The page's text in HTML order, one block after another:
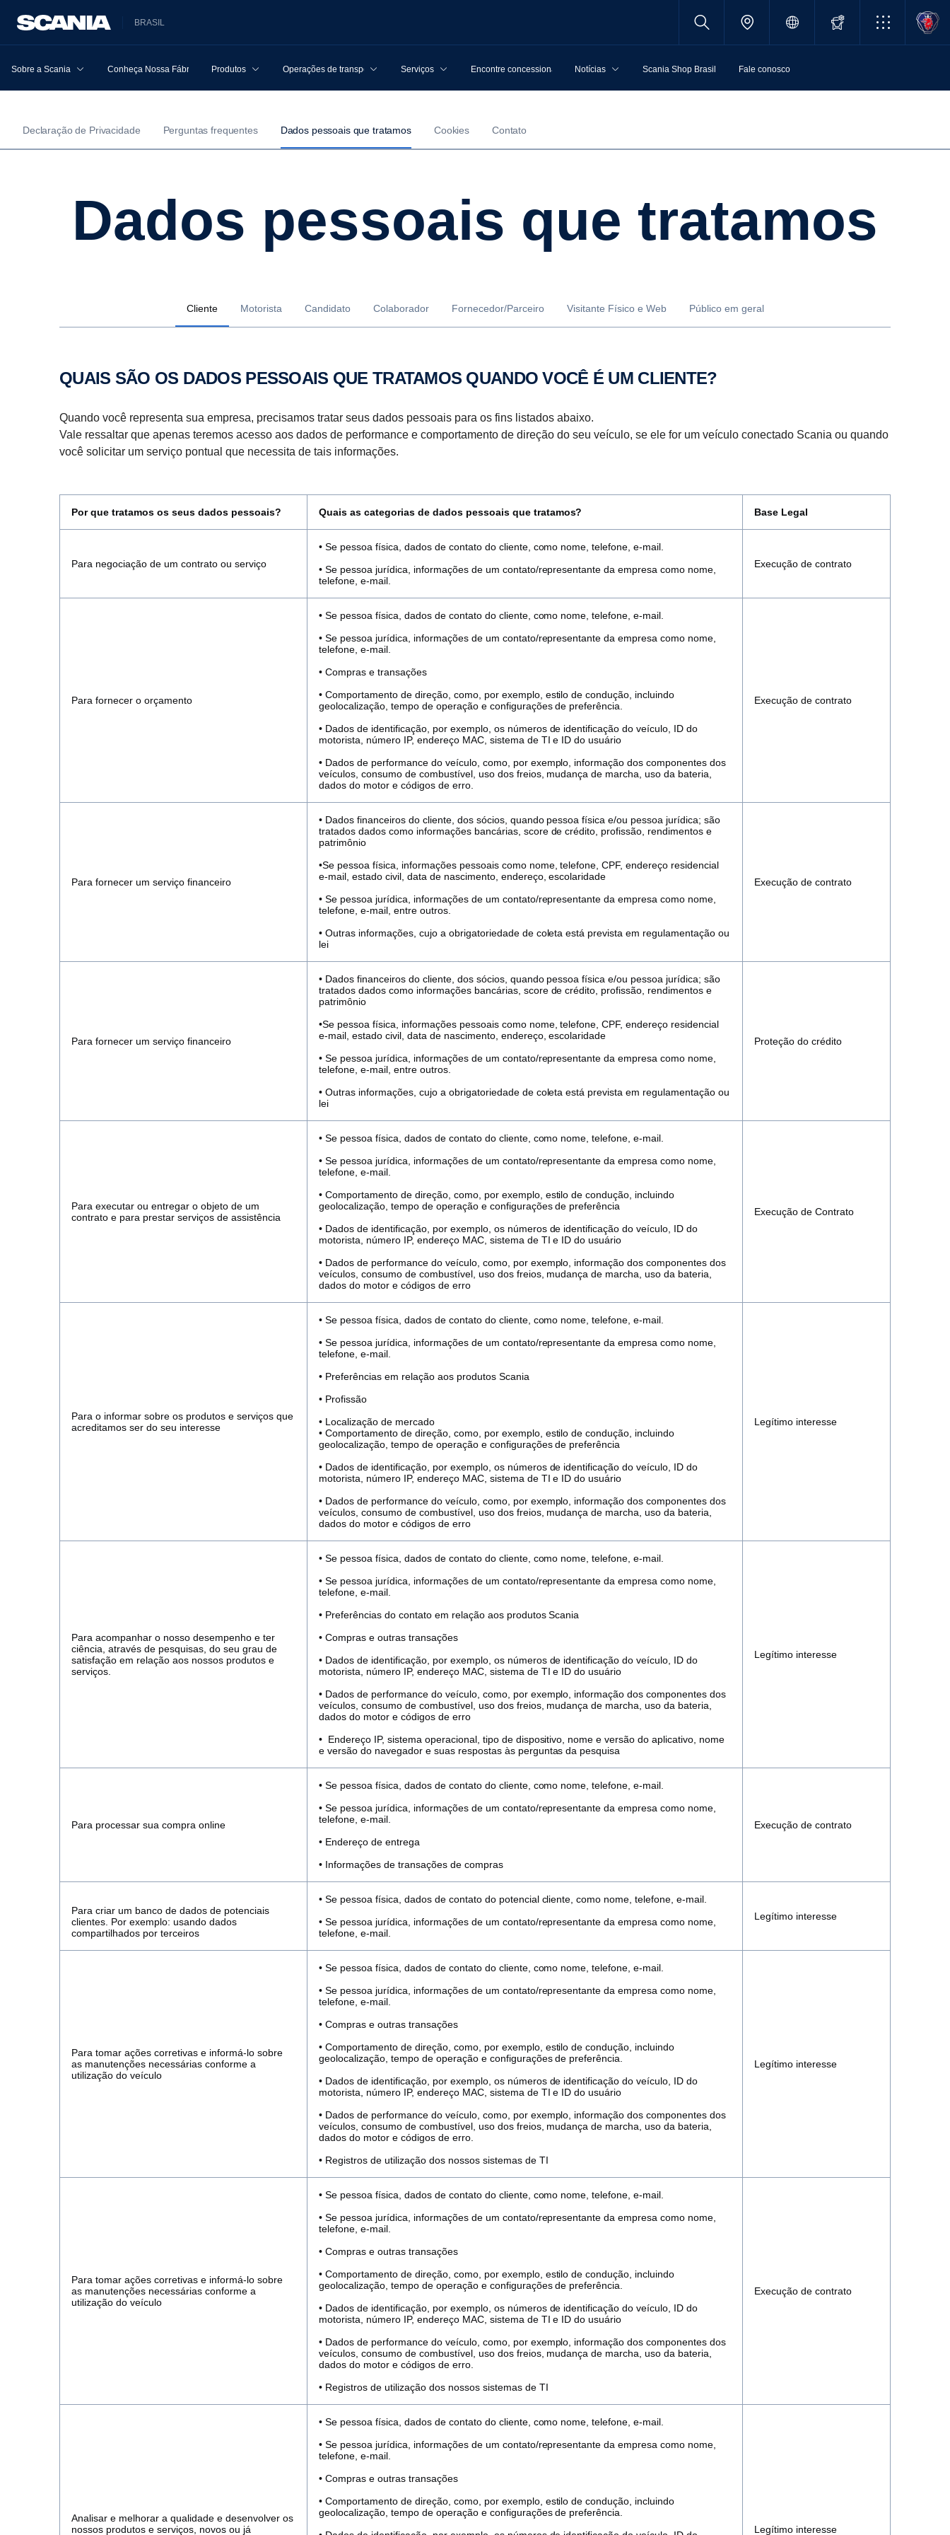
BRASIL
Sobre a Scania Conheça Nossa Fábrica Produtos Operações de transporte Serviços Encontre concessionárias Notícias Scania Shop Brasil Fale conosco
Declaração de Privacidade Perguntas frequentes Dados pessoais que tratamos Cookies Contato
Dados pessoais que tratamos
Cliente Motorista Candidato Colaborador Fornecedor/Parceiro Visitante Físico e Web Público em geral
QUAIS SÃO OS DADOS PESSOAIS QUE TRATAMOS QUANDO VOCÊ É UM CLIENTE?
Quando você representa sua empresa, precisamos tratar seus dados pessoais para os fins listados abaixo.
Vale ressaltar que apenas teremos acesso aos dados de performance e comportamento de direção do seu veículo, se ele for um veículo conectado Scania ou quando
você solicitar um serviço pontual que necessita de tais informações.
Por que tratamos os seus dados pessoais? Quais as categorias de dados pessoais que tratamos? Base Legal
Para negociação de um contrato ou serviço
• Se pessoa física, dados de contato do cliente, como nome, telefone, e-mail.
• Se pessoa jurídica, informações de um contato/representante da empresa como nome,
telefone, e-mail.
Execução de contrato
Para fornecer o orçamento
• Se pessoa física, dados de contato do cliente, como nome, telefone, e-mail.
• Se pessoa jurídica, informações de um contato/representante da empresa como nome,
telefone, e-mail.
• Compras e transações
• Comportamento de direção, como, por exemplo, estilo de condução, incluindo
geolocalização, tempo de operação e configurações de preferência.
• Dados de identificação, por exemplo, os números de identificação do veículo, ID do
motorista, número IP, endereço MAC, sistema de TI e ID do usuário
• Dados de performance do veículo, como, por exemplo, informação dos componentes dos
veículos, consumo de combustível, uso dos freios, mudança de marcha, uso da bateria,
dados do motor e códigos de erro.
Execução de contrato
Para fornecer um serviço financeiro
• Dados financeiros do cliente, dos sócios, quando pessoa física e/ou pessoa jurídica; são
tratados dados como informações bancárias, score de crédito, profissão, rendimentos e
patrimônio
•Se pessoa física, informações pessoais como nome, telefone, CPF, endereço residencial
e-mail, estado civil, data de nascimento, endereço, escolaridade
• Se pessoa jurídica, informações de um contato/representante da empresa como nome,
telefone, e-mail, entre outros.
• Outras informações, cujo a obrigatoriedade de coleta está prevista em regulamentação ou
lei
Execução de contrato
Para fornecer um serviço financeiro
• Dados financeiros do cliente, dos sócios, quando pessoa física e/ou pessoa jurídica; são
tratados dados como informações bancárias, score de crédito, profissão, rendimentos e
patrimônio
•Se pessoa física, informações pessoais como nome, telefone, CPF, endereço residencial
e-mail, estado civil, data de nascimento, endereço, escolaridade
• Se pessoa jurídica, informações de um contato/representante da empresa como nome,
telefone, e-mail, entre outros.
• Outras informações, cujo a obrigatoriedade de coleta está prevista em regulamentação ou
lei
Proteção do crédito
Para executar ou entregar o objeto de um
contrato e para prestar serviços de assistência
• Se pessoa física, dados de contato do cliente, como nome, telefone, e-mail.
• Se pessoa jurídica, informações de um contato/representante da empresa como nome,
telefone, e-mail.
• Comportamento de direção, como, por exemplo, estilo de condução, incluindo
geolocalização, tempo de operação e configurações de preferência
• Dados de identificação, por exemplo, os números de identificação do veículo, ID do
motorista, número IP, endereço MAC, sistema de TI e ID do usuário
• Dados de performance do veículo, como, por exemplo, informação dos componentes dos
veículos, consumo de combustível, uso dos freios, mudança de marcha, uso da bateria,
dados do motor e códigos de erro
Execução de Contrato
Para o informar sobre os produtos e serviços que
acreditamos ser do seu interesse
• Se pessoa física, dados de contato do cliente, como nome, telefone, e-mail.
• Se pessoa jurídica, informações de um contato/representante da empresa como nome,
telefone, e-mail.
• Preferências em relação aos produtos Scania
• Profissão
• Localização de mercado
• Comportamento de direção, como, por exemplo, estilo de condução, incluindo
geolocalização, tempo de operação e configurações de preferência
• Dados de identificação, por exemplo, os números de identificação do veículo, ID do
motorista, número IP, endereço MAC, sistema de TI e ID do usuário
• Dados de performance do veículo, como, por exemplo, informação dos componentes dos
veículos, consumo de combustível, uso dos freios, mudança de marcha, uso da bateria,
dados do motor e códigos de erro
Legítimo interesse
Para acompanhar o nosso desempenho e ter
ciência, através de pesquisas, do seu grau de
satisfação em relação aos nossos produtos e
serviços.
• Se pessoa física, dados de contato do cliente, como nome, telefone, e-mail.
• Se pessoa jurídica, informações de um contato/representante da empresa como nome,
telefone, e-mail.
• Preferências do contato em relação aos produtos Scania
• Compras e outras transações
• Dados de identificação, por exemplo, os números de identificação do veículo, ID do
motorista, número IP, endereço MAC, sistema de TI e ID do usuário
• Dados de performance do veículo, como, por exemplo, informação dos componentes dos
veículos, consumo de combustível, uso dos freios, mudança de marcha, uso da bateria,
dados do motor e códigos de erro
• Endereço IP, sistema operacional, tipo de dispositivo, nome e versão do aplicativo, nome
e versão do navegador e suas respostas às perguntas da pesquisa
Legítimo interesse
Para processar sua compra online
• Se pessoa física, dados de contato do cliente, como nome, telefone, e-mail.
• Se pessoa jurídica, informações de um contato/representante da empresa como nome,
telefone, e-mail.
• Endereço de entrega
• Informações de transações de compras
Execução de contrato
Para criar um banco de dados de potenciais
clientes. Por exemplo: usando dados
compartilhados por terceiros
• Se pessoa física, dados de contato do potencial cliente, como nome, telefone, e-mail.
• Se pessoa jurídica, informações de um contato/representante da empresa como nome,
telefone, e-mail.
Legítimo interesse
Para tomar ações corretivas e informá-lo sobre
as manutenções necessárias conforme a
utilização do veículo
• Se pessoa física, dados de contato do cliente, como nome, telefone, e-mail.
• Se pessoa jurídica, informações de um contato/representante da empresa como nome,
telefone, e-mail.
• Compras e outras transações
• Comportamento de direção, como, por exemplo, estilo de condução, incluindo
geolocalização, tempo de operação e configurações de preferência.
• Dados de identificação, por exemplo, os números de identificação do veículo, ID do
motorista, número IP, endereço MAC, sistema de TI e ID do usuário
• Dados de performance do veículo, como, por exemplo, informação dos componentes dos
veículos, consumo de combustível, uso dos freios, mudança de marcha, uso da bateria,
dados do motor e códigos de erro.
• Registros de utilização dos nossos sistemas de TI
Legítimo interesse
Para tomar ações corretivas e informá-lo sobre
as manutenções necessárias conforme a
utilização do veículo
• Se pessoa física, dados de contato do cliente, como nome, telefone, e-mail.
• Se pessoa jurídica, informações de um contato/representante da empresa como nome,
telefone, e-mail.
• Compras e outras transações
• Comportamento de direção, como, por exemplo, estilo de condução, incluindo
geolocalização, tempo de operação e configurações de preferência.
• Dados de identificação, por exemplo, os números de identificação do veículo, ID do
motorista, número IP, endereço MAC, sistema de TI e ID do usuário
• Dados de performance do veículo, como, por exemplo, informação dos componentes dos
veículos, consumo de combustível, uso dos freios, mudança de marcha, uso da bateria,
dados do motor e códigos de erro.
• Registros de utilização dos nossos sistemas de TI
Execução de contrato
Analisar e melhorar a qualidade e desenvolver os
nossos produtos e serviços, novos ou já
• Se pessoa física, dados de contato do cliente, como nome, telefone, e-mail.
• Se pessoa jurídica, informações de um contato/representante da empresa como nome,
telefone, e-mail.
• Compras e outras transações
• Comportamento de direção, como, por exemplo, estilo de condução, incluindo
geolocalização, tempo de operação e configurações de preferência.
Legítimo interesse